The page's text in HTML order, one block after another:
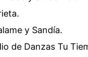
y Sandía.
de Danzas Tu